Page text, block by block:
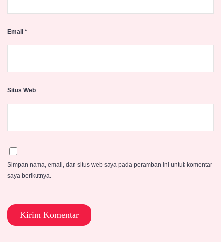
Email *
Situs Web
Simpan nama, email, dan situs web saya pada peramban ini untuk komentar
saya berikutnya.